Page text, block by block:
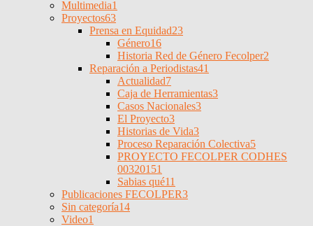
Multimedia1
Proyectos63
Prensa en Equidad23
Género16
Historia Red de Género Fecolper2
Reparación a Periodistas41
Actualidad7
Caja de Herramientas3
Casos Nacionales3
El Proyecto3
Historias de Vida3
Proceso Reparación Colectiva5
PROYECTO FECOLPER CODHES
00320151
Sabias qué11
Publicaciones FECOLPER3
Sin categoría14
Video1